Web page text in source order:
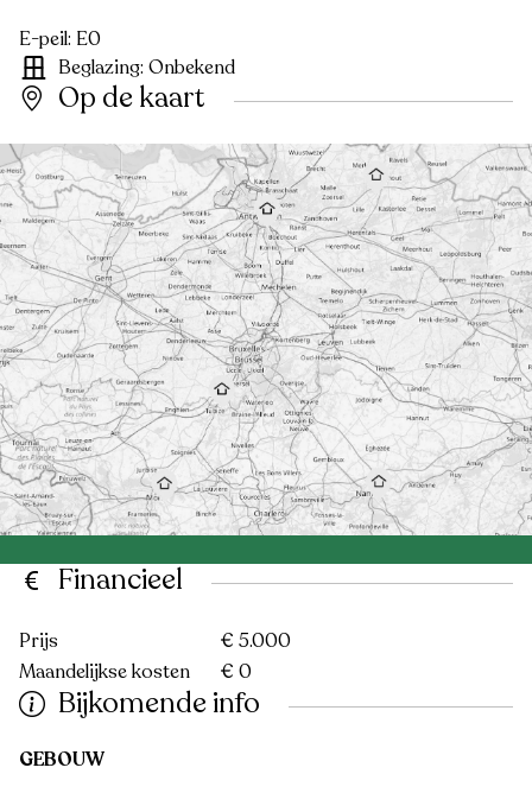
E-peil: E0
Beglazing: Onbekend
Op de kaart
Financieel
Prijs
€ 5.000
Maandelijkse kosten
€ 0
Bijkomende info
GEBOUW